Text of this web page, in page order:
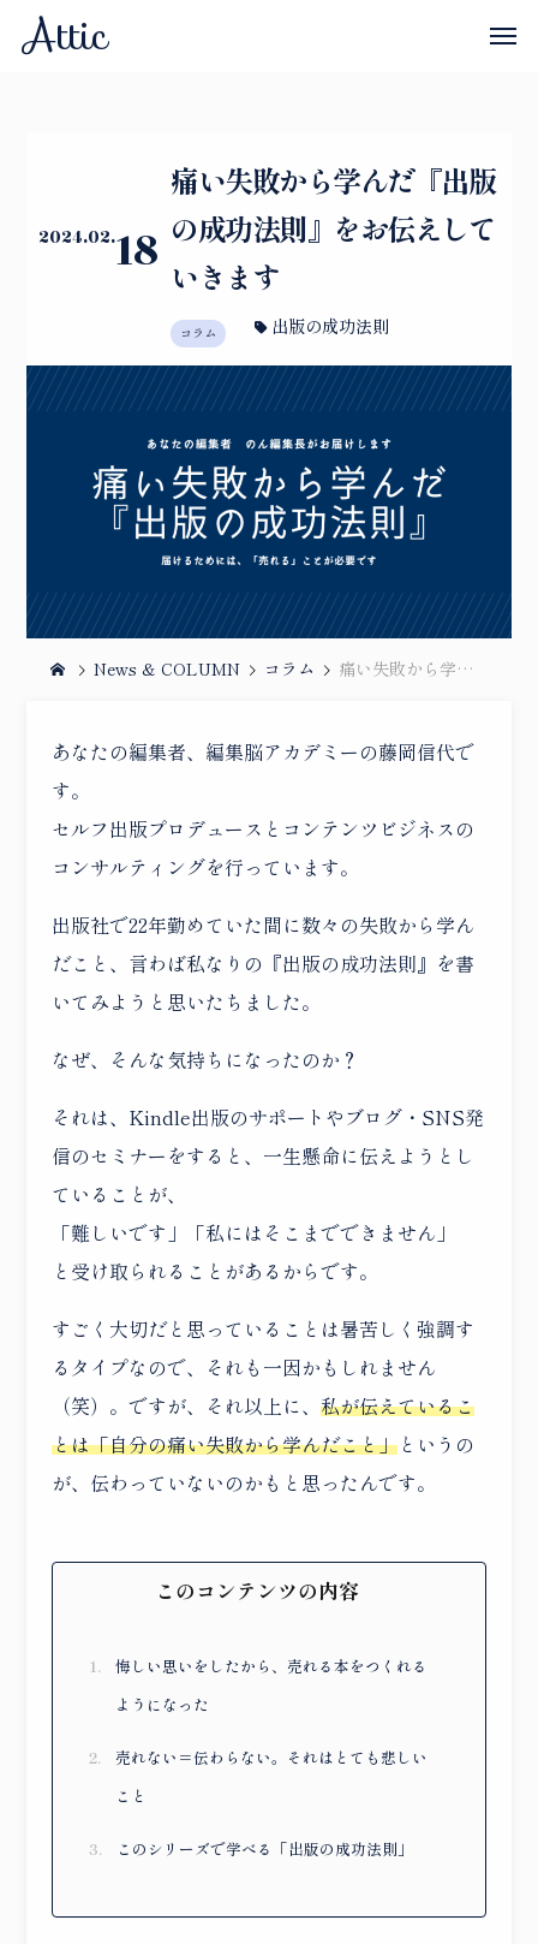
Attic
2024.02.18
痛い失敗から学んだ『出版
の成功法則』をお伝えして
いきます
コラム 出版の成功法則
News & COLUMN コラム 痛い失敗から学んだ『出版の成功法則』をお伝えしていきます
あなたの編集者、編集脳アカデミーの藤岡信代で
す。
セルフ出版プロデュースとコンテンツビジネスの
コンサルティングを行っています。
出版社で22年勤めていた間に数々の失敗から学ん
だこと、言わば私なりの『出版の成功法則』を書
いてみようと思いたちました。
なぜ、そんな気持ちになったのか？
それは、Kindle出版のサポートやブログ・SNS発
信のセミナーをすると、一生懸命に伝えようとし
ていることが、
「難しいです」「私にはそこまでできません」
と受け取られることがあるからです。
すごく大切だと思っていることは暑苦しく強調す
るタイプなので、それも一因かもしれません
（笑）。ですが、それ以上に、 私が伝えているこ
とは「自分の痛い失敗から学んだこと」というの
が、伝わっていないのかもと思ったんです。
このコンテンツの内容
悔しい思いをしたから、売れる本をつくれる
ようになった
売れない＝伝わらない。それはとても悲しい
こと
このシリーズで学べる「出版の成功法則」